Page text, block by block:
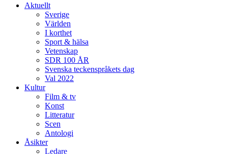
Aktuellt
Sverige
Världen
I korthet
Sport & hälsa
Vetenskap
SDR 100 ÅR
Svenska teckenspråkets dag
Val 2022
Kultur
Film & tv
Konst
Litteratur
Scen
Antologi
Åsikter
Ledare